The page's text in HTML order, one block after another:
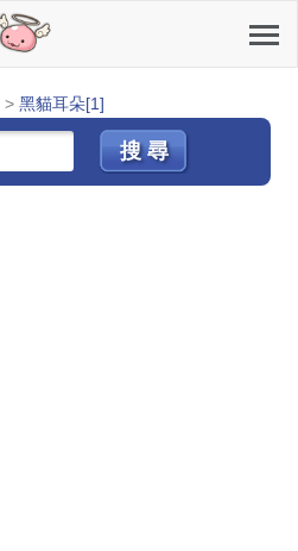
> 黑貓耳朵[1]